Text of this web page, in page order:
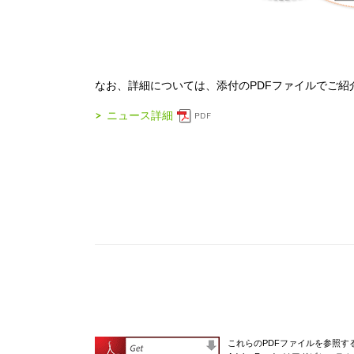
なお、詳細については、添付のPDFファイルでご紹
ニュース詳細
これらのPDFファイルを参照す